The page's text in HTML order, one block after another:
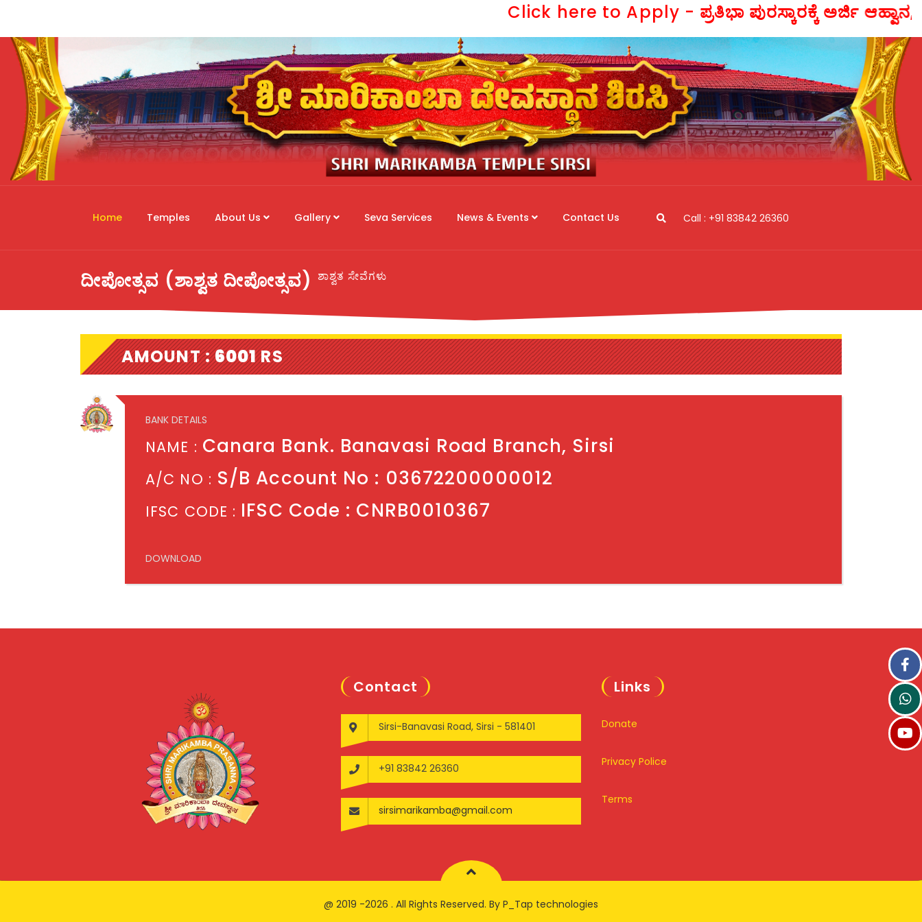
Click here to Apply - ಪ್ರತಿಭಾ ಪುರಸ್ಕಾರಕ್ಕೆ ಅರ್ಜಿ
Home Temples About Us Gallery Seva Services News & Events Contact Us Call : +91 83842 26360
ದೀಪೋತ್ಸವ (ಶಾಶ್ವತ ದೀಪೋತ್ಸವ) ಶಾಶ್ವತ ಸೇವೆಗಳು
AMOUNT :6001RS
BANK DETAILS
NAME : Canara Bank. Banavasi Road Branch, Sirsi
A/C NO : S/B Account No : 03672200000012
IFSC CODE : IFSC Code : CNRB0010367
DOWNLOAD
Contact
Sirsi-Banavasi Road, Sirsi - 581401
+91 83842 26360
sirsimarikamba@gmail.com
Links
Donate
Privacy Police
Terms
@ 2019 -2026 . All Rights Reserved. By P_Tap technologies